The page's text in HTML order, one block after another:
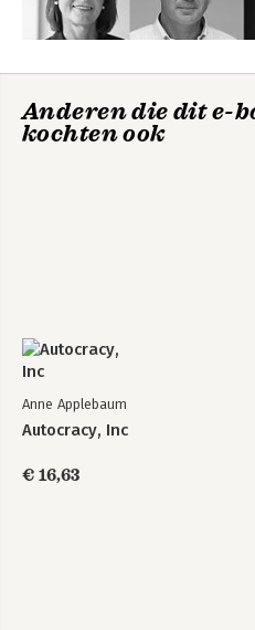
de democratie
Anderen die dit e-
kochten ook
Anne Applebaum
Autocracy, Inc
€ 16,63